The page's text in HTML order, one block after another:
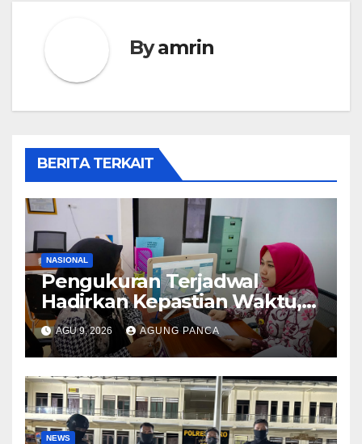
Byamrin
BERITA TERKAIT
NASIONAL
Pengukuran Terjadwal
Hadirkan Kepastian Waktu,
Masyarakat Tak Perlu Lama
Menunggu Layanan
Pertanahan
AGU 9, 2026 AGUNG PANCA
NEWS